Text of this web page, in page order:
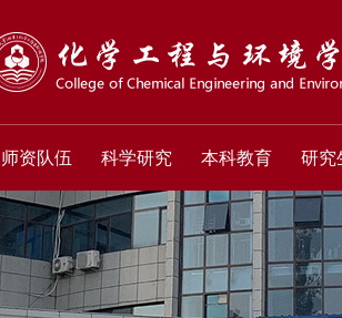
师资队伍 科学研究 本科教育 研究